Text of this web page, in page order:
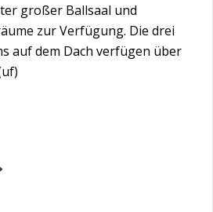
großer Ballsaal und
zur Verfügung. Die drei
auf dem Dach verfügen über